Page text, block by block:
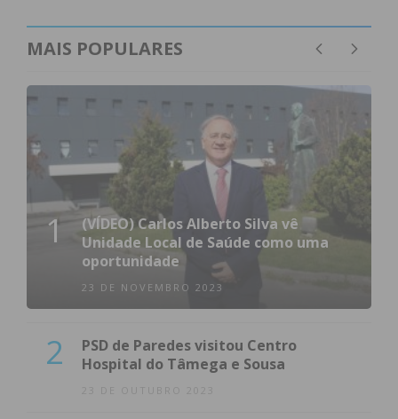
MAIS POPULARES
1
(VÍDEO) Carlos Alberto Silva vê
Unidade Local de Saúde como uma
oportunidade
23 DE NOVEMBRO 2023
2
PSD de Paredes visitou Centro
Hospital do Tâmega e Sousa
23 DE OUTUBRO 2023